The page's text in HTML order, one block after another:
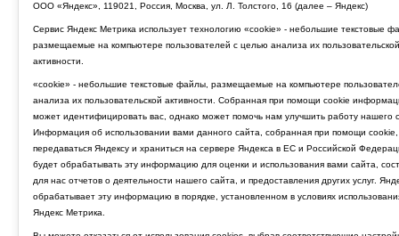
ООО «Яндекс», 119021, Россия, Москва, ул. Л. Толстого, 16 (далее – Яндекс)
Сервис Яндекс Метрика использует технологию «cookie» - небольшие текстовые
размещаемые на компьютере пользователей с целью анализа их пользовательской
активности.
«cookie» - небольшие текстовые файлы, размещаемые на компьютере
анализа их пользовательской активности. Собранная при помощи cookie
может идентифицировать вас, однако может помочь нам улучшить работу нашего
Информация об использовании вами данного сайта, собранная при помощи cookie,
передаваться Яндексу и храниться на сервере Яндекса в ЕС и Российской
будет обрабатывать эту информацию для оценки и использования вами сайта,
для нас отчетов о деятельности нашего сайта, и предоставления других услуг.
обрабатывает эту информацию в порядке, установленном в условиях
Яндекс Метрика.